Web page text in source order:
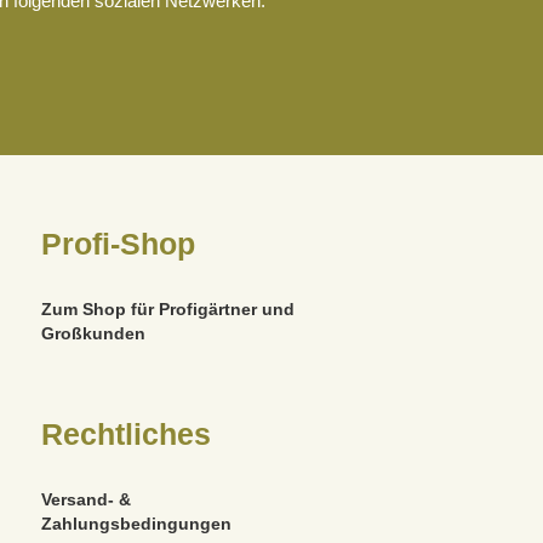
Profi-Shop
Zum Shop für Profigärtner und
Großkunden
Rechtliches
Versand- &
Zahlungsbedingungen